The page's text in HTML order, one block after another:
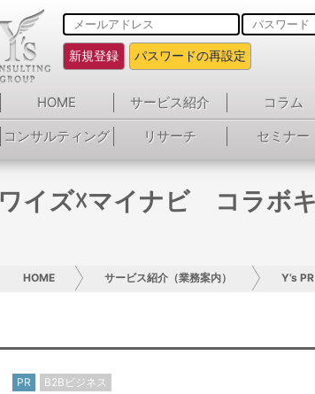
新規登録 パスワードの再設定
HOME サービス紹介 コラム
コンサルティング
リサーチ セミナー
イズ☓マイナビ コラボ
HOME サービス紹介（業務案内） Y’s
PR B2Bビジネス